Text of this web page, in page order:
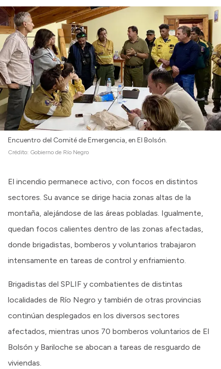
Encuentro del Comité de Emergencia, en El Bolsón.
Crédito: Gobierno de Río Negro
El incendio permanece activo, con focos en distintos
sectores. Su avance se dirige hacia zonas altas de la
montaña, alejándose de las áreas pobladas. Igualmente,
quedan focos calientes dentro de las zonas afectadas,
donde brigadistas, bomberos y voluntarios trabajaron
intensamente en tareas de control y enfriamiento.
Brigadistas del SPLIF y combatientes de distintas
localidades de Río Negro y también de otras provincias
continúan desplegados en los diversos sectores
afectados, mientras unos 70 bomberos voluntarios de El
Bolsón y Bariloche se abocan a tareas de resguardo de
viviendas.